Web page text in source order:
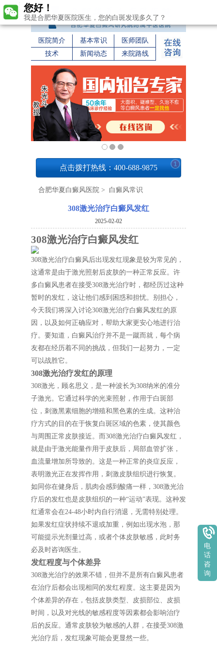
医院简介 基本常识
医师团队
技术
新闻动态 来院路线
点击拨打热线：400-688-9875 1
合肥华夏白癜风医院 > 白癜风常识
308激光治疗白癜风发红
2025-02-02
308激光治疗白癜风发红
308激光治疗白癜风后出现发红现象是较为常见的，
这通常是由于激光照射后皮肤的一种正常反应。许
多白癜风患者在接受308激光治疗时，都经历过这种
暂时的发红，这让他们感到困惑和担忧。别担心，
今天我们将深入讨论308激光治疗白癜风发红的原
因，以及如何正确应对，帮助大家更安心地进行治
疗。要知道，白癜风治疗并不是一蹴而就，每个病
友都在经历着不同的挑战，但我们一起努力，一定
可以战胜它。
308激光治疗发红的原理
308激光，顾名思义，是一种波长为308纳米的准分
子激光。它通过科学的光束照射，作用于白斑部
位，刺激黑素细胞的增殖和黑色素的生成。这种治
疗方式的目的在于恢复白斑区域的色素，使其颜色
与周围正常皮肤接近。而308激光治疗白癜风发红，
就是由于激光能量作用于皮肤后，局部血管扩张，
血流量增加所导致的。这是一种正常的炎症反应，
表明激光正在发挥作用，刺激皮肤组织进行恢复。
如同你在健身后，肌肉会感到酸痛一样，308激光治
疗后的发红也是皮肤组织的一种“运动”表现。这种发
红通常会在24-48小时内自行消退，无需特别处理。
如果发红症状持续不退或加重，例如出现水泡，那
可能提示光剂量过高，或者个体皮肤敏感，此时务
必及时咨询医生。
发红程度与个体差异
308激光治疗的效果不错，但并不是所有白癜风患者
在治疗后都会出现相同的发红程度。这主要是因为
个体差异的存在，包括皮肤类型、皮损部位、皮损
时间，以及对光线的敏感程度等因素都会影响治疗
后的反应。通常皮肤较为敏感的人群，在接受308激
光治疗后，发红现象可能会更显然一些。
您好！
我是合肥华夏医院医生，您的白斑发现多久了？
电
话
咨
询